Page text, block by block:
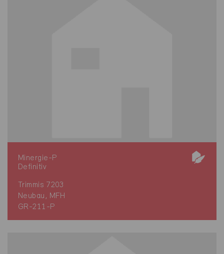
Minergie-P
Definitiv
Trimmis 7203
Neubau, MFH
GR-211-P